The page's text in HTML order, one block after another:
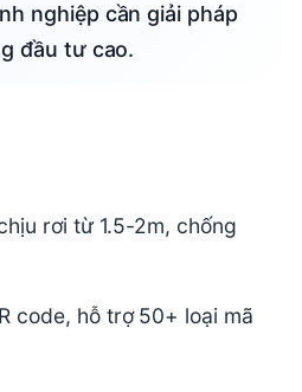
nghiệp cần giải pháp
đầu tư cao.
rơi từ 1.5-2m, chống
code, hỗ trợ 50+ loại mã